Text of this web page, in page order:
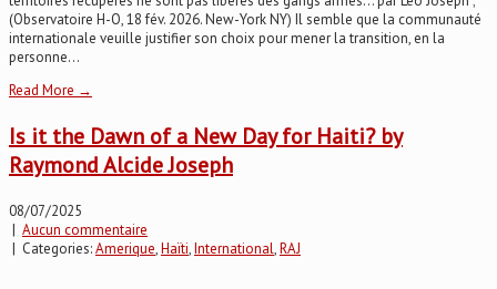
(Observatoire H-O, 18 fév. 2026. New-York NY) Il semble que la communauté
internationale veuille justifier son choix pour mener la transition, en la
personne...
Read More →
Is it the Dawn of a New Day for Haiti? by
Raymond Alcide Joseph
08/07/2025
| Aucun commentaire
| Categories:Amerique,Haïti,International,RAJ